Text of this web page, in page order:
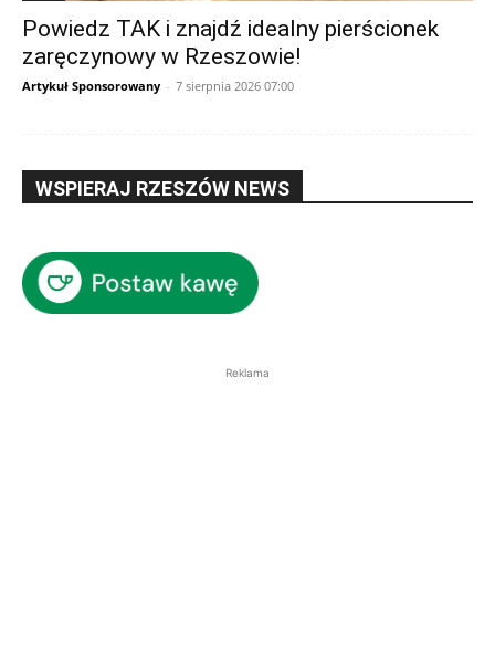
Powiedz TAK i znajdź idealny pierścionek
zaręczynowy w Rzeszowie!
Artykuł Sponsorowany - 7 sierpnia 2026 07:00
WSPIERAJ RZESZÓW NEWS
Reklama